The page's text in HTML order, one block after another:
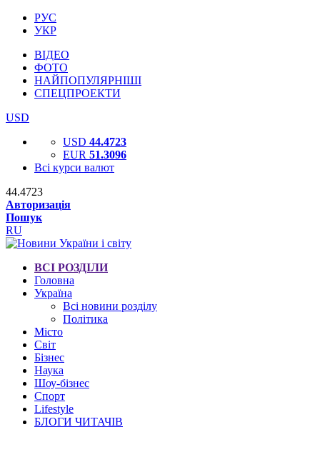
РУС
УКР
ВІДЕО
ФОТО
НАЙПОПУЛЯРНІШІ
СПЕЦПРОЕКТИ
USD
USD 44.4723
EUR 51.3096
Всі курси валют
44.4723
Авторизація
Пошук
RU
ВСІ РОЗДІЛИ
Головна
Україна
Всі новини розділу
Політика
Місто
Світ
Бізнес
Наука
Шоу-бізнес
Спорт
Lifestyle
БЛОГИ ЧИТАЧІВ